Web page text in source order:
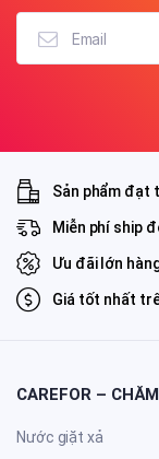
Sản phẩm đạt
Miễn phí ship
Ưu đãi lớn
Giá tốt nhất
CAREFOR –
Nước giặt xả